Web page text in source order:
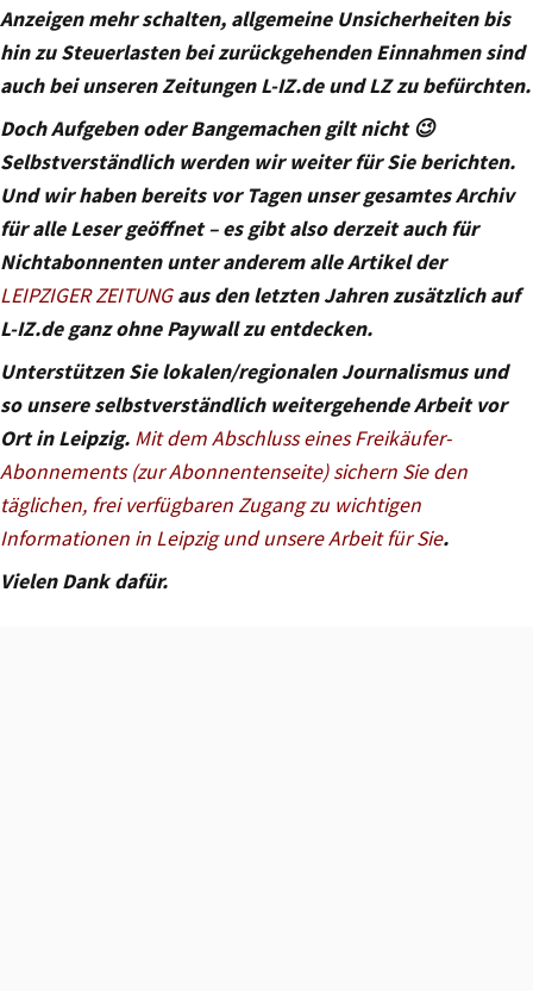
Anzeigen mehr schalten, allgemeine Unsicherheiten bis
hin zu Steuerlasten bei zurückgehenden Einnahmen sind
auch bei unseren Zeitungen L-IZ.de und LZ zu befürchten.
Doch Aufgeben oder Bangemachen gilt nicht 😉
Selbstverständlich werden wir weiter für Sie berichten.
Und wir haben bereits vor Tagen unser gesamtes Archiv
für alle Leser geöffnet – es gibt also derzeit auch für
Nichtabonnenten unter anderem alle Artikel der
LEIPZIGER ZEITUNGaus den letzten Jahren zusätzlich auf
L-IZ.de ganz ohne Paywall zu entdecken.
Unterstützen Sie lokalen/regionalen Journalismus und
so unsere selbstverständlich weitergehende Arbeit vor
Ort in Leipzig. Mit dem Abschluss eines Freikäufer-
Abonnements (zur Abonnentenseite) sichern Sie den
täglichen, frei verfügbaren Zugang zu wichtigen
Informationen in Leipzig und unsere Arbeit für Sie.
Vielen Dank dafür.